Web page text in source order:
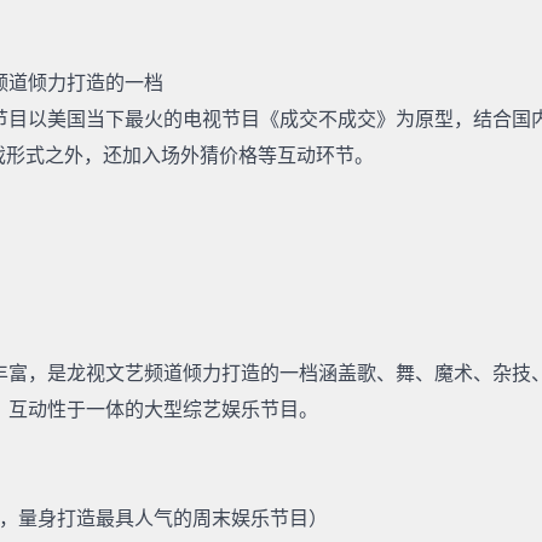
道倾力打造的一档
以美国当下最火的电视节目《成交不成交》为原型，结合
式之外，还加入场外猜价格等互动环节。
，是龙视文艺频道倾力打造的一档涵盖歌、舞、魔术、杂
动性于一体的大型综艺娱乐节目。
量身打造最具人气的周末娱乐节目）